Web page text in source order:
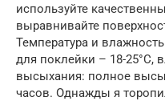
используйте
выравнивайте
Температура и
для поклейки – 18-25°C,
высыхания: полное
часов. Однажды я